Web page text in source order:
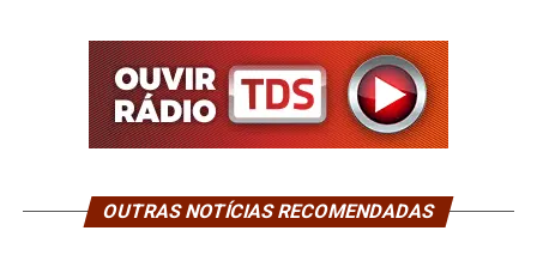
OUTRAS NOTÍCIAS RECOMENDADAS